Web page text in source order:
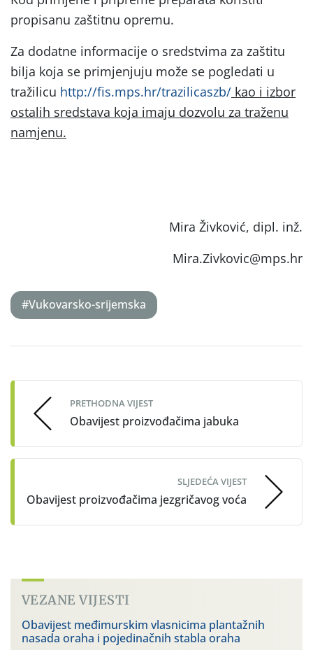
propisanu zaštitnu opremu.
Za dodatne informacije o sredstvima za zaštitu
bilja koja se primjenjuju može se pogledati u
tražilicu http://fis.mps.hr/trazilicaszb/ kao i izbor
ostalih sredstava koja imaju dozvolu za traženu
namjenu.
Mira Živković, dipl. inž.
Mira.Zivkovic@mps.hr
#Vukovarsko-srijemska
navigation
PRETHODNA VIJEST
Obavijest proizvođačima jabuka
SLJEDEĆA VIJEST
Obavijest proizvođačima jezgričavog voća
VEZANE VIJESTI
Obavijest međimurskim vlasnicima plantažnih
nasada oraha i pojedinačnih stabla oraha